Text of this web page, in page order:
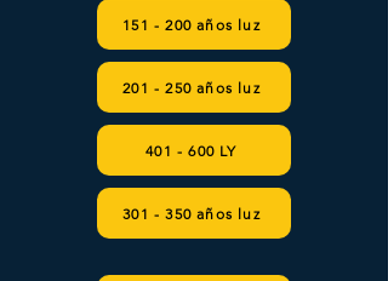
151 - 200 años luz
201 - 250 años luz
401 - 600 LY
301 - 350 años luz